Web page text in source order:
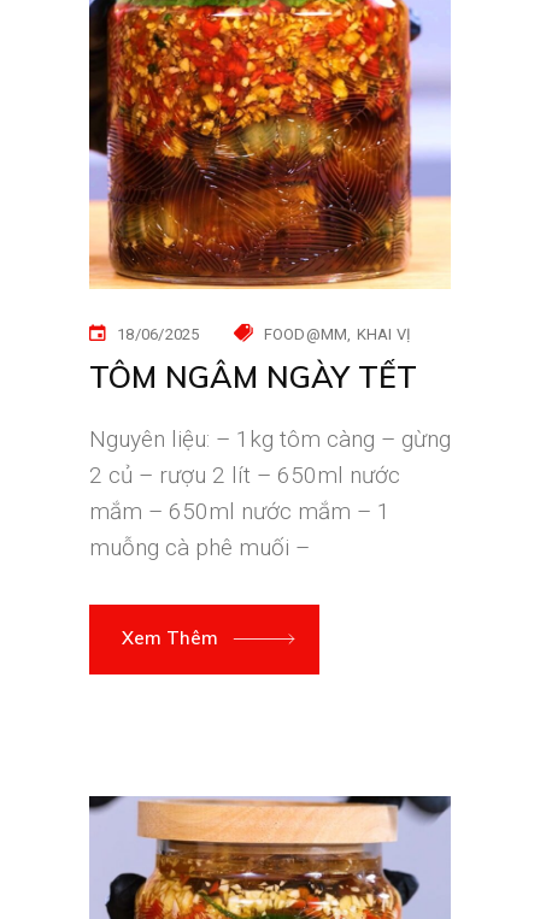
18/06/2025 FOOD@MM KHAI VỊ
TÔM NGÂM NGÀY TẾT
Nguyên liệu: – 1kg tôm càng – gừng
2 củ – rượu 2 lít – 650ml nước
mắm – 650ml nước mắm – 1
muỗng cà phê muối –
Xem Thêm